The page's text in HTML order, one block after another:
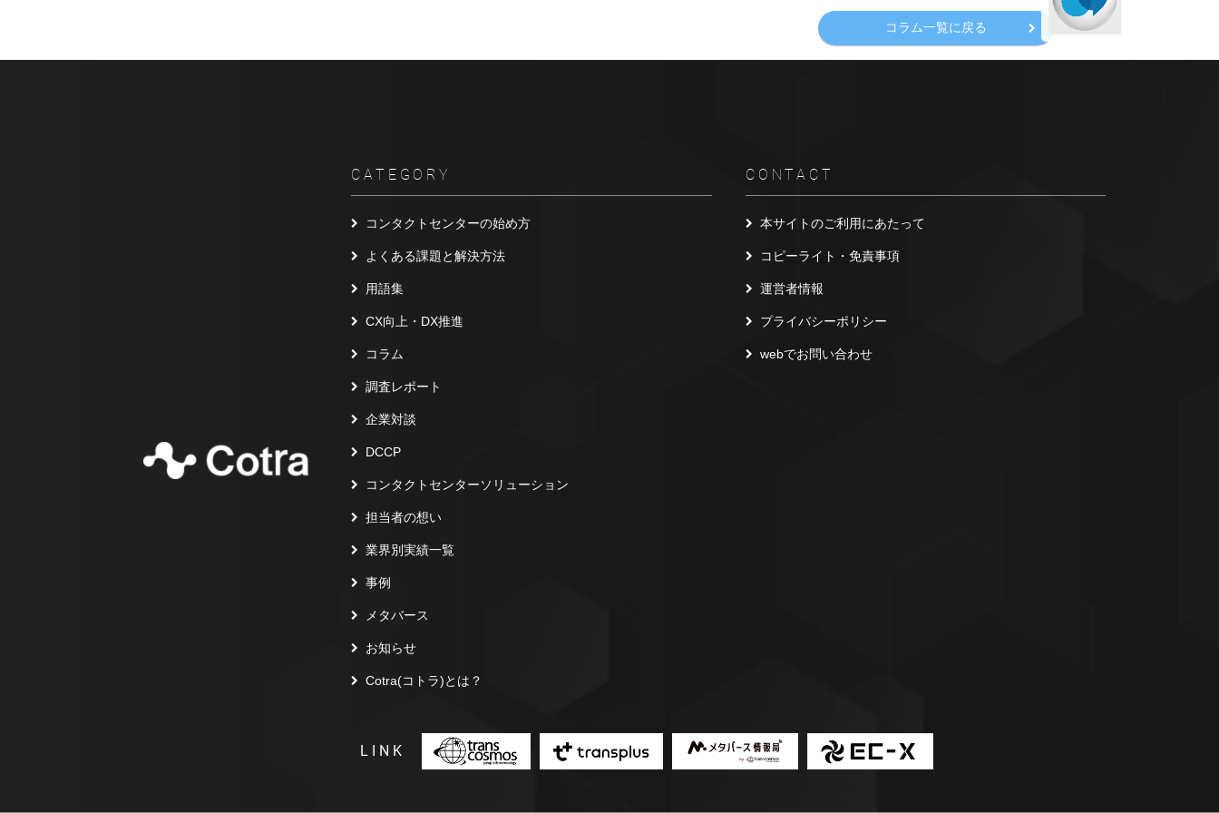
コラム一覧に戻る
CATEGORY
コンタクトセンターの始め方
よくある課題と解決方法
用語集
CX向上・DX推進
コラム
調査レポート
企業対談
DCCP
コンタクトセンターソリューション
担当者の想い
業界別実績一覧
事例
メタバース
お知らせ
Cotra(コトラ)とは？
CONTACT
本サイトのご利用にあたって
コピーライト・免責事項
運営者情報
プライバシーポリシー
webでお問い合わせ
LINK